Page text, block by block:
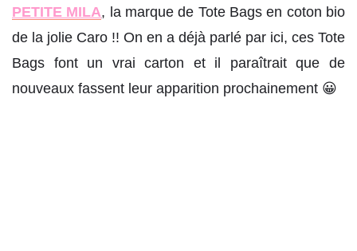
PETITE MILA, la marque de Tote Bags en coton bio
de la jolie Caro !! On en a déjà parlé par ici, ces Tote
Bags font un vrai carton et il paraîtrait que de
nouveaux fassent leur apparition prochainement 😀